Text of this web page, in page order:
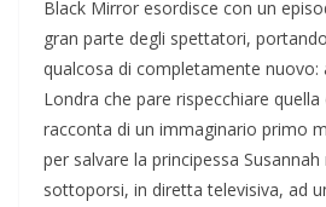
Black Mirror esordisce con un
gran parte​ degli spettatori,
qualcosa di completamente nuovo:
Londra che pare rispecchiare
racconta di un immaginario primo
per salvare la principessa
sottoporsi, in diretta televisiva, ad